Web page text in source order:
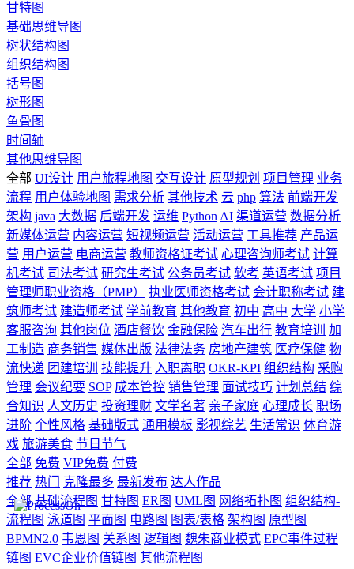
甘特图
基础思维导图
树状结构图
组织结构图
括号图
树形图
鱼骨图
时间轴
其他思维导图
全部 UI设计 用户旅程地图 交互设计 原型规划 项目管理 业务
流程 用户体验地图 需求分析 其他技术 云 php 算法 前端开发
架构 java 大数据 后端开发 运维 Python AI 渠道运营 数据分析
新媒体运营 内容运营 短视频运营 活动运营 工具推荐 产品运
营 用户运营 电商运营 教师资格证考试 心理咨询师考试 计算
机考试 司法考试 研究生考试 公务员考试 软考 英语考试 项目
管理师职业资格（PMP）
执业医师资格考试 会计职称考试 建
筑师考试 建造师考试 学前教育 其他教育 初中 高中 大学 小学
客服咨询 其他岗位 酒店餐饮 金融保险 汽车出行 教育培训
加
工制造 商务销售 媒体出版 法律法务 房地产建筑 医疗保健 物
流快递 团建培训 技能提升 入职离职 OKR-KPI 组织结构 采购
管理 会议纪要 SOP 成本管控 销售管理 面试技巧 计划总结 综
合知识 人文历史 投资理财 文学名著 亲子家庭 心理成长 职场
进阶 个性风格 基础版式 通用模板 影视综艺 生活常识 体育游
戏 旅游美食 节日节气
全部 免费 VIP免费 付费
推荐 热门 克隆最多 最新发布 达人作品
全部 基础流程图 甘特图 ER图 UML图 网络拓扑图 组织结构-
流程图 泳道图 平面图 电路图 图表/表格 架构图 原型图
BPMN2.0 韦恩图 关系图 逻辑图 魏朱商业模式 EPC事件过程
链图 EVC企业价值链图 其他流程图